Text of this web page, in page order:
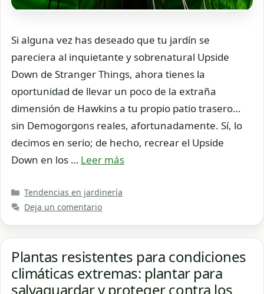
Si alguna vez has deseado que tu jardín se
pareciera al inquietante y sobrenatural Upside
Down de Stranger Things, ahora tienes la
oportunidad de llevar un poco de la extraña
dimensión de Hawkins a tu propio patio trasero…
sin Demogorgons reales, afortunadamente. Sí, lo
decimos en serio; de hecho, recrear el Upside
Down en los … Leer más
Categorías
Tendencias en jardinería
Deja un comentario
Plantas resistentes para condiciones
climáticas extremas: plantar para
salvaguardar y proteger contra los